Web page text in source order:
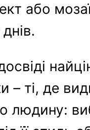
або
– ті, де
людину: